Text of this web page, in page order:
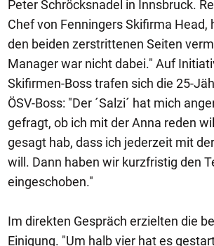
Peter Schröcksnadel in Innsbruck.
Chef von Fenningers Skifirma Head,
den beiden zerstrittenen Seiten
Manager war nicht dabei." Auf
Skifirmen-Boss trafen sich die 25-
ÖSV-Boss: "Der ´Salzi´ hat mich
gefragt, ob ich mit der Anna reden
gesagt hab, dass ich jederzeit mit
will. Dann haben wir kurzfristig den
eingeschoben."
Im direkten Gespräch erzielten die
Einigung. "Um halb vier hat es